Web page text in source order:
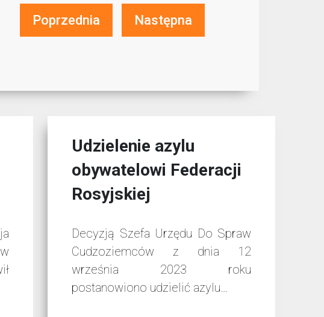
Poprzednia Następna
Udzielenie azylu
obywatelowi Federacji
Rosyjskiej
Decyzją Szefa Urzędu Do Spraw
Cudzoziemców z dnia 12
września 2023 roku
postanowiono udzielić azylu…